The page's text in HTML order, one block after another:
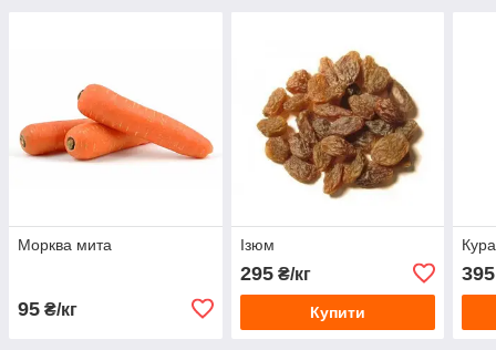
Морква мита
95 ₴/кг
Ізюм
295₴/кг
Купити
395